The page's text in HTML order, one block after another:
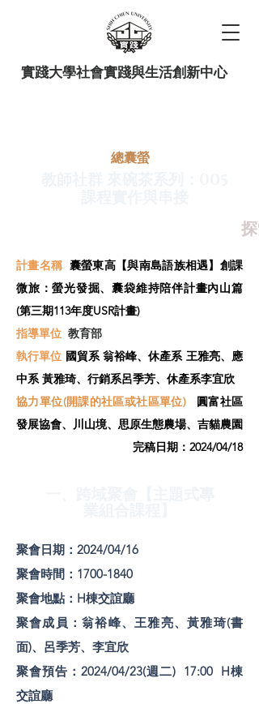
實踐大學社會實踐與生活創新中心
​總囊螢
計畫名稱 囊螢東高【與南島語族相遇】創課
微旅：螢光發掘、囊袋維持陪伴計畫內山篇
(第三期113年度USR計畫)
指導單位 教育部
​執行單位 國貿系 翁裕峰、休產系 王雅亮、應
中系 黃雅琦、行銷系呂季芳、休產系李宜欣
協力單位(開課的社區或社區單位) 圓富社區
發展協會、川山境、思原生態農場、吉貓農園
​完稿日期：2024/04/18
聚會日期：2024/04/16
聚會時間：1700-1840
聚會地點：H棟交誼廳
聚會成員：翁裕峰、王雅亮、黃雅琦(書
面)、呂季芳、李宜欣
聚會預告：2024/04/23(週二) 17:00 H棟
交誼廳